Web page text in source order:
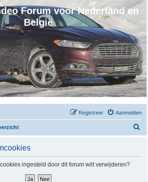
Forum voor Nederland en
België
Aanmelden
Registreer
ingesteld door dit forum wilt verwijderen?